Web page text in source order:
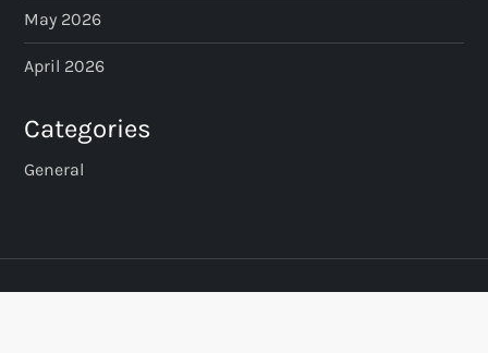
May 2026
April 2026
Categories
General